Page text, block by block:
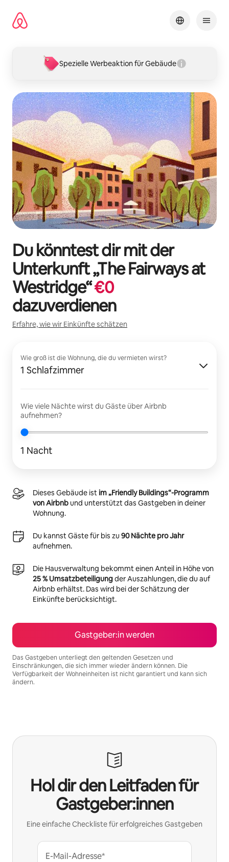
Inhalten
springen
Spezielle Werbeaktion für Gebäude
Du könntest dir mit der
Unterkunft „The Fairways at
Westridge“€0
dazuverdienen
Erfahre, wie wir Einkünfte schätzen
Wie groß ist die Wohnung, die du vermieten wirst?
1 Schlafzimmer
Wie viele Nächte wirst du Gäste über Airbnb
aufnehmen?
1 Nacht
Dieses Gebäude istim „Friendly Buildings“-Programm
von Airbnbund unterstützt das Gastgeben in deiner
Wohnung.
Du kannst Gäste für bis zu 90 Nächte pro Jahr
aufnehmen.
Die Hausverwaltung bekommt einen Anteil in Höhe von
25 % Umsatzbeteiligungder Auszahlungen, die du auf
Airbnb erhältst. Das wird bei der Schätzung der
Einkünfte berücksichtigt.
Gastgeber:in werden
Das Gastgeben unterliegt den geltenden Gesetzen und
Einschränkungen, die sich immer wieder ändern können. Die
Verfügbarkeit der Wohneinheiten ist nicht garantiert und kann sich
ändern.
Hol dir den Leitfaden für
Gastgeber:innen
Eine einfache Checkliste für erfolgreiches Gastgeben
E-Mail-Adresse*